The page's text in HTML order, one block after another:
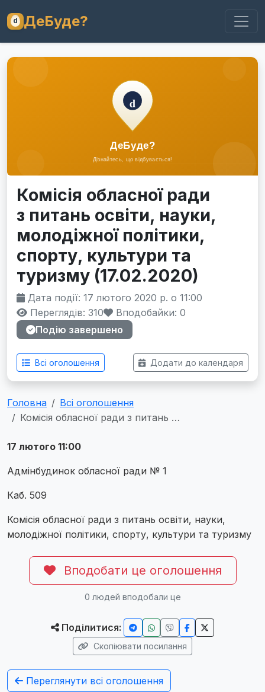
ДеБуде?
Комісія обласної ради
з питань освіти, науки,
молодіжної політики,
спорту, культури та
туризму (17.02.2020)
Дата події: 17 лютого 2020 р. о 11:00
Переглядів: 310
Вподобайки: 0
Подію завершено
Всі оголошення Додати до календаря
Головна
Всі оголошення
Комісія обласної ради з питань …
17 лютого 11:00
Адмінбудинок обласної ради № 1
Каб. 509
Комісія обласної ради з питань освіти, науки,
молодіжної політики, спорту, культури та туризму
Вподобати це оголошення
0 людей вподобали це
Поділитися:
Скопіювати посилання
Переглянути всі оголошення